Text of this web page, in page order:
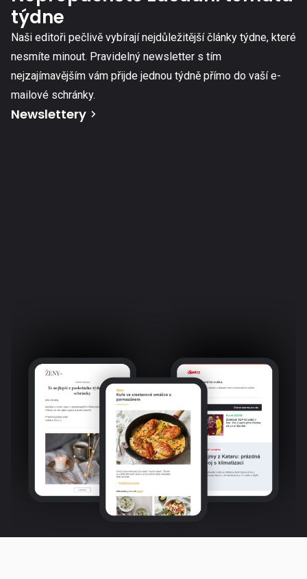
týdne
Naši editoři pečlivě vybírají nejdůležitější články týdne, které
nesmíte minout. Pravidelný newsletter s tím
nejzajímavějším vám přijde jednou týdně přímo do vaší e-
mailové schránky.
Newslettery